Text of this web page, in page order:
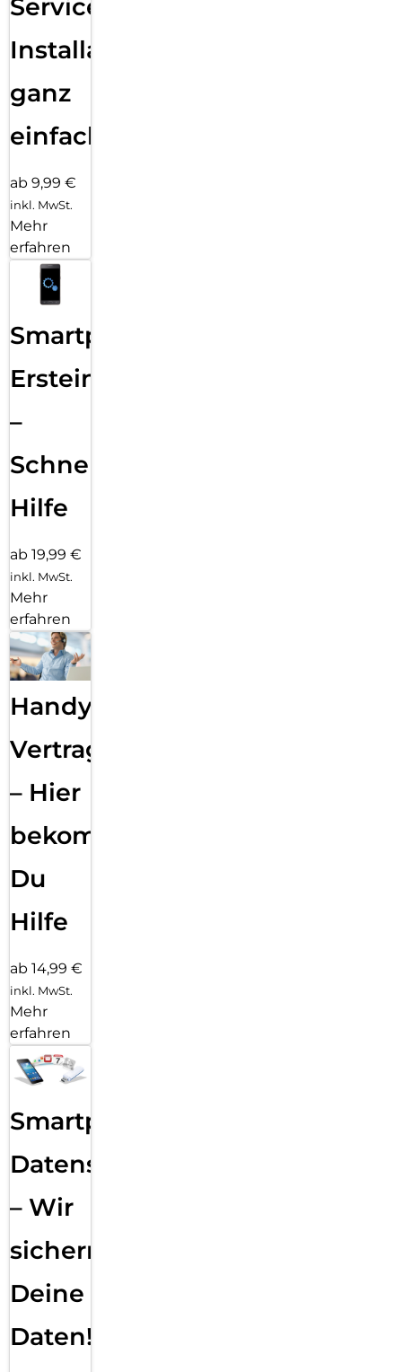
Services
Installation
ganz
einfach
ab 9,99 €
inkl. MwSt.
Mehr
erfahren
Smartphone
Ersteinrichtung
–
Schnelle
Hilfe
ab 19,99 €
inkl. MwSt.
Mehr
erfahren
Handy
Vertragsabwicklung
– Hier
bekommst
Du
Hilfe
ab 14,99 €
inkl. MwSt.
Mehr
erfahren
Smartphone
Datensicherung
– Wir
sichern
Deine
Daten!